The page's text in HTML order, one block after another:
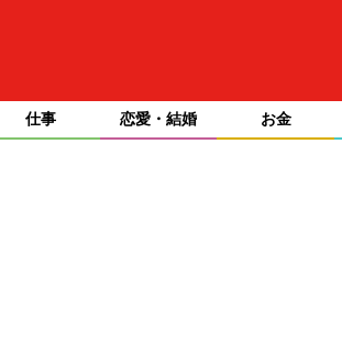
仕事 恋愛・結婚 お金